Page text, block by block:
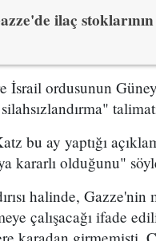
ilaç
İsrail ordusunun
bu ay yaptığı
kararlı olduğunu"
halinde,
çalışacağı ifade